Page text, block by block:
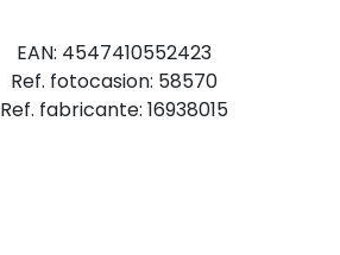
EAN: 4547410552423
Ref. fotocasion: 58570
Ref. fabricante: 16938015